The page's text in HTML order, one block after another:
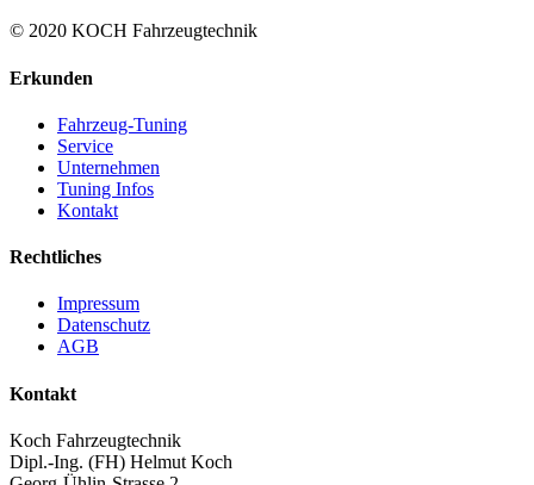
© 2020 KOCH Fahrzeugtechnik
Erkunden
Fahrzeug-Tuning
Service
Unternehmen
Tuning Infos
Kontakt
Rechtliches
Impressum
Datenschutz
AGB
Kontakt
Koch Fahrzeugtechnik
Dipl.-Ing. (FH) Helmut Koch